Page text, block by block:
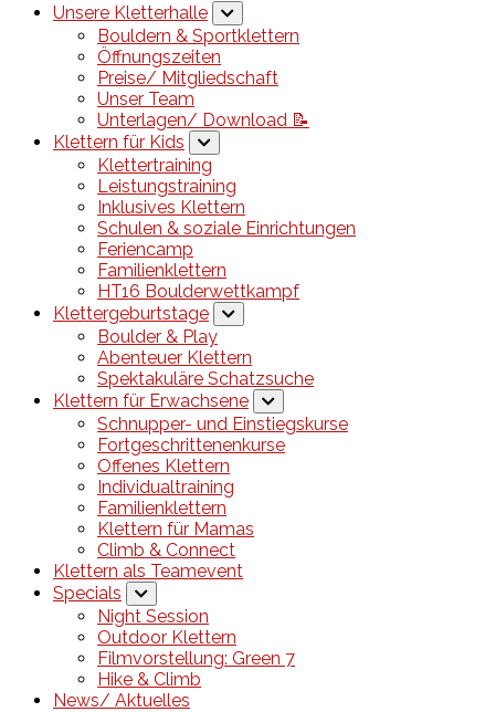
Unsere Kletterhalle
Bouldern & Sportklettern
Öffnungszeiten
Preise/ Mitgliedschaft
Unser Team
Unterlagen/ Download 📝
Klettern für Kids
Klettertraining
Leistungstraining
Inklusives Klettern
Schulen & soziale Einrichtungen
Feriencamp
Familienklettern
HT16 Boulderwettkampf
Klettergeburtstage
Boulder & Play
Abenteuer Klettern
Spektakuläre Schatzsuche
Klettern für Erwachsene
Schnupper- und Einstiegskurse
Fortgeschrittenenkurse
Offenes Klettern
Individualtraining
Familienklettern
Klettern für Mamas
Climb & Connect
Klettern als Teamevent
Specials
Night Session
Outdoor Klettern
Filmvorstellung: Green 7
Hike & Climb
News/ Aktuelles